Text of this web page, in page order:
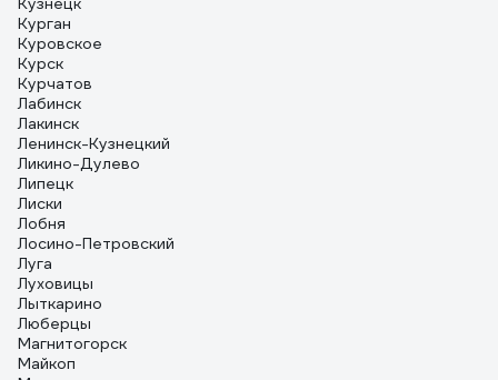
Курган
Куровское
Курск
Курчатов
Лабинск
Лакинск
Ленинск-Кузнецкий
Ликино-Дулево
Липецк
Лиски
Лобня
Лосино-Петровский
Луга
Луховицы
Лыткарино
Люберцы
Магнитогорск
Майкоп